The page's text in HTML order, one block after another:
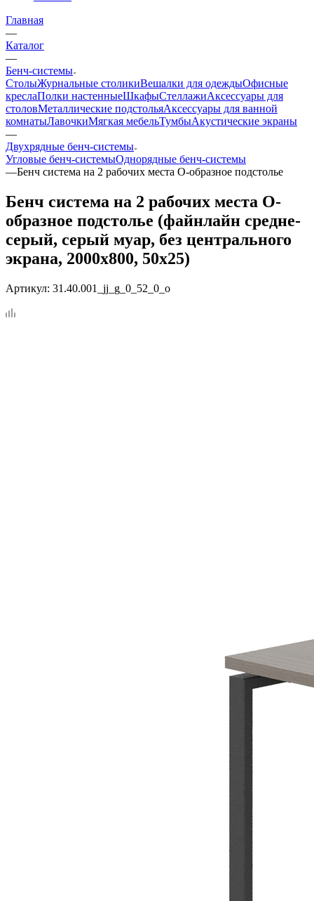
Главная
—
Каталог
—
Бенч-системы
СтолыЖурнальные столикиВешалки для одеждыОфисные
креслаПолки настенныеШкафыСтеллажиАксессуары для
столовМеталлические подстольяАксессуары для ванной
комнатыЛавочкиМягкая мебельТумбыАкустические экраны
—
Двухрядные бенч-системы
Угловые бенч-системыОднорядные бенч-системы
—Бенч система на 2 рабочих места О-образное подстолье
Бенч система на 2 рабочих места О-
образное подстолье (файнлайн средне-
серый, серый муар, без центрального
экрана, 2000x800, 50x25)
Артикул: 31.40.001_jj_g_0_52_0_o